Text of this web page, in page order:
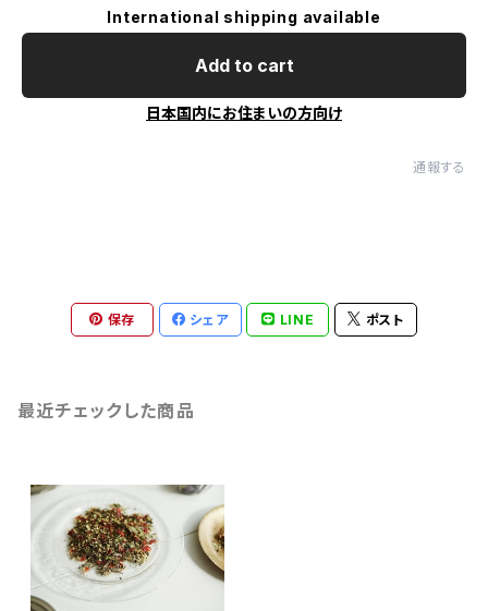
International shipping available
Add to cart
日本国内にお住まいの方向け
通報する
保存 シェア LINE ポスト
最近チェックした商品